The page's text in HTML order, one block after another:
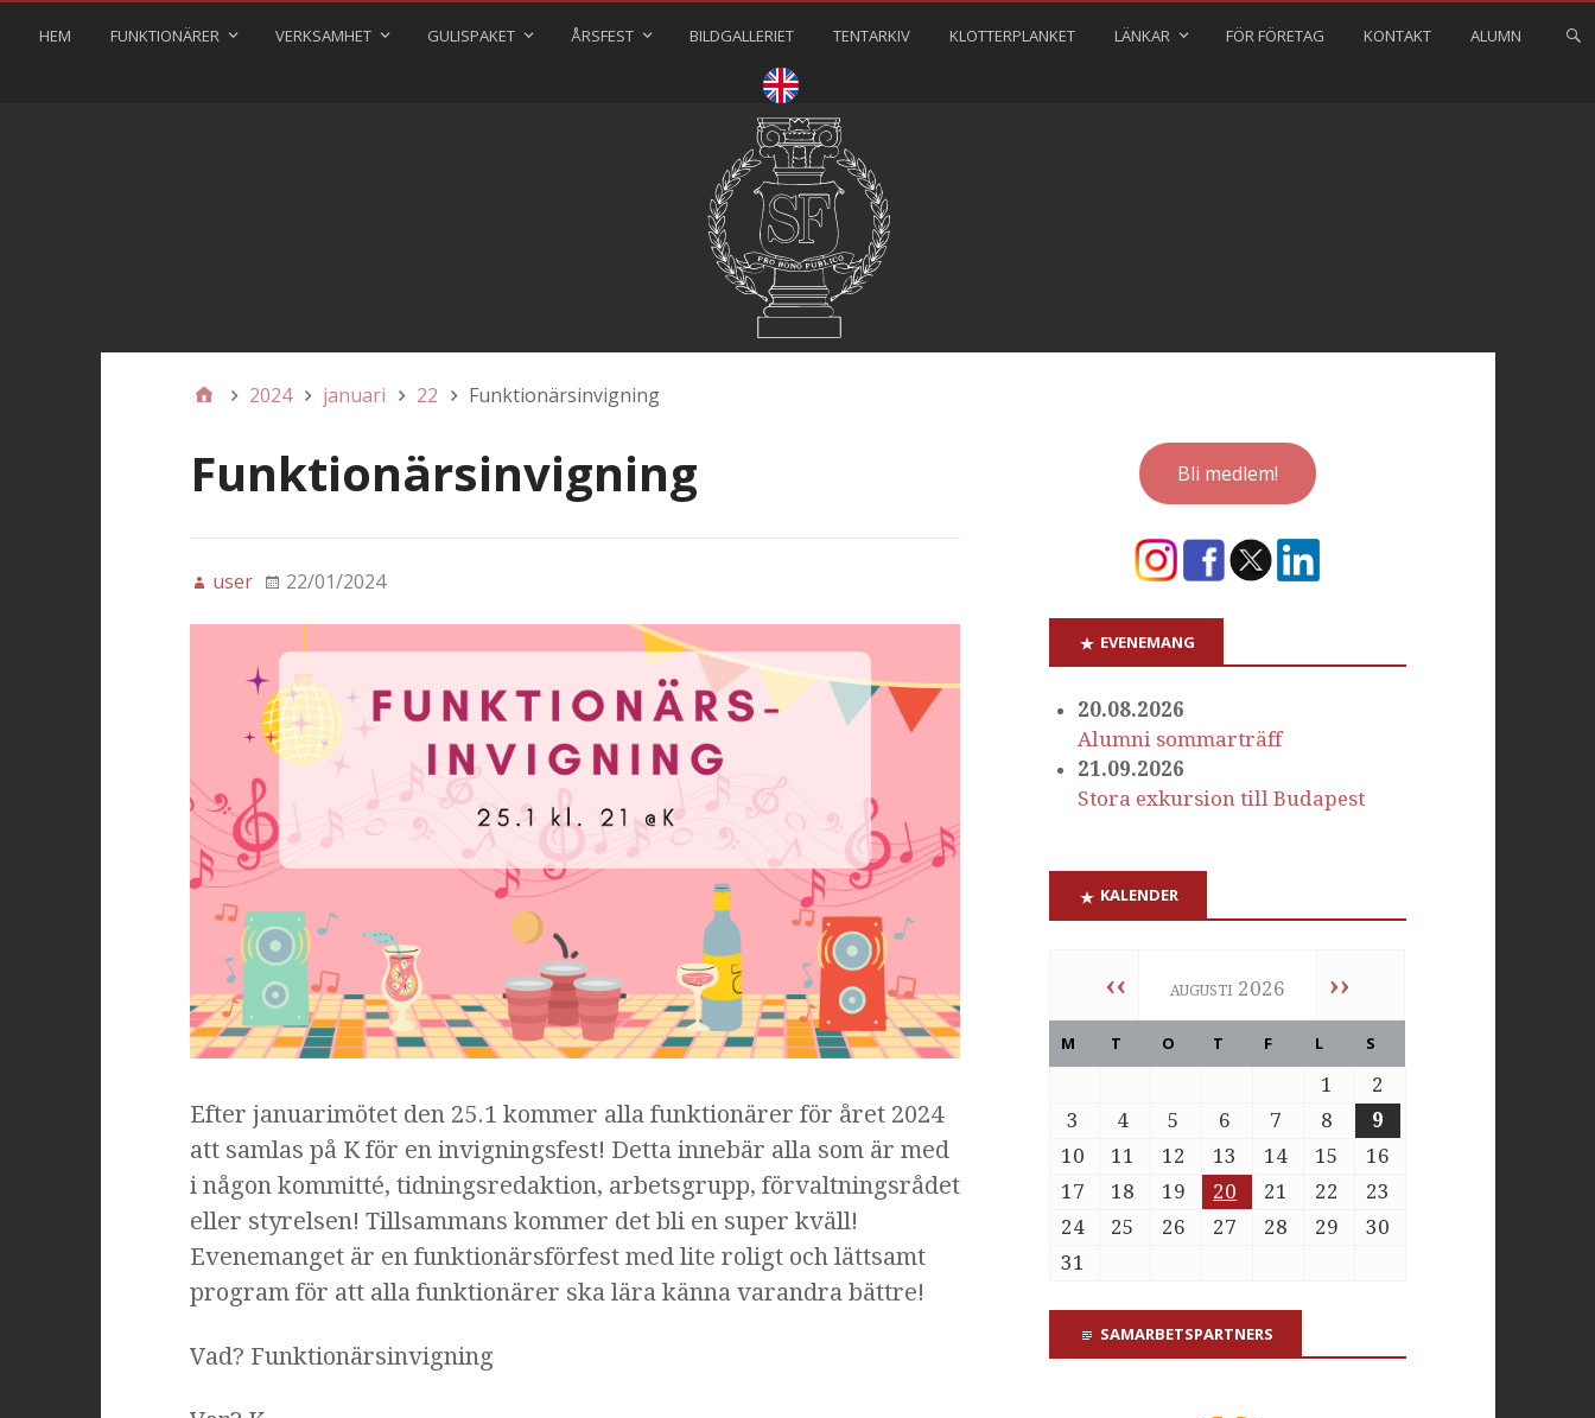
HEM FUNKTIONÄRER VERKSAMHET GULISPAKET ÅRSFEST BILDGALLERIET TENTARKIV KLOTTERPLANKET LÄNKAR FÖR FÖRETAG KONTAKT ALUMN
⠀⠀⠀
2024 januari 22 Funktionärsinvigning
Funktionärsinvigning
user 22/01/2024
Efter januarimötet den 25.1 kommer alla funktionärer för året 2024
att samlas på K för en invigningsfest! Detta innebär alla som är med
i någon kommitté, tidningsredaktion, arbetsgrupp, förvaltningsrådet
eller styrelsen! Tillsammans kommer det bli en super kväll!
Evenemanget är en funktionärsförfest med lite roligt och lättsamt
program för att alla funktionärer ska lära känna varandra bättre!
Vad? Funktionärsinvigning
Bli medlem!
EVENEMANG
20.08.2026
Alumni sommarträff
21.09.2026
Stora exkursion till Budapest
KALENDER
‹‹ augusti 2026 ››
M T O T F L S
1
2
3
4 5 6 7 8
9
10
11 12 13 14 15
16
17
18 19 20 21 22
23
24
25 26 27 28 29
30
31
SAMARBETSPARTNERS